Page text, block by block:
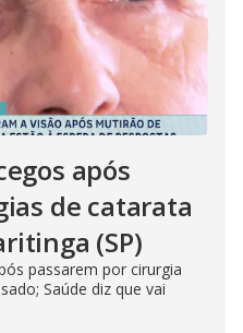
após
de catarata
(SP)
passarem por cirurgia
Saúde diz que vai